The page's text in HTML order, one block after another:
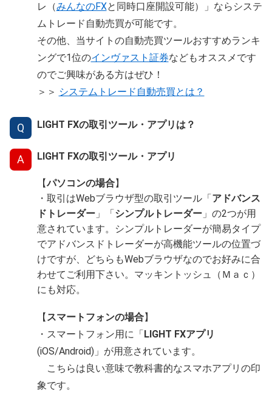
レ（みんなのFXと同時口座開設可能）」ならシステ
ムトレード自動売買が可能です。
その他、当サイトの自動売買ツールおすすめランキ
ングで1位のインヴァスト証券などもオススメです
のでご興味がある方はぜひ！
＞＞ システムトレード自動売買とは？
Q LIGHT FXの取引ツール・アプリは？
A LIGHT FXの取引ツール・アプリ
【パソコンの場合】
・取引はWebブラウザ型の取引ツール「アドバンス
ドトレーダー」「シンプルトレーダー」の2つが用
意されています。シンプルトレーダーが簡易タイプ
でアドバンスドトレーダーが高機能ツールの位置づ
けですが、どちらもWebブラウザなのでお好みに合
わせてご利用下さい。マッキントッシュ（Ｍａｃ）
にも対応。
【スマートフォンの場合】
・スマートフォン用に「LIGHT FXアプリ
(iOS/Android)」が用意されています。
こちらは良い意味で教科書的なスマホアプリの印
象です。